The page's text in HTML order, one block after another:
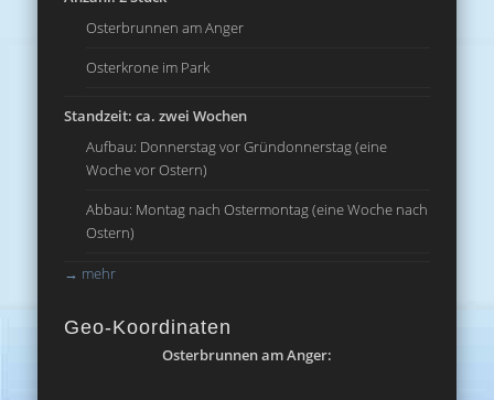
Osterbrunnen am Anger
Osterkrone im Park
Standzeit: ca. zwei Wochen
Aufbau: Donnerstag vor Gründonnerstag (eine
Woche vor Ostern)
Abbau: Montag nach Ostermontag (eine Woche nach
Ostern)
→ mehr
Geo-Koordinaten
Osterbrunnen am Anger: